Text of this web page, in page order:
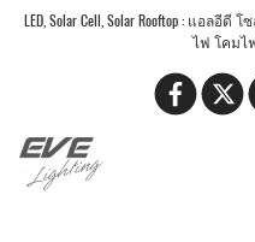
LED, Solar Cell, Solar Rooftop : แอล
ไฟ โคมไ